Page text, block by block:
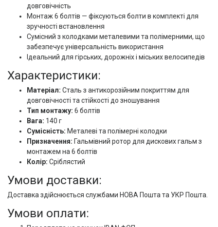
довговічність
Монтаж 6 болтів — фіксуються болти в комплекті для
зручності встановлення
Сумісний з колодками металевими та полімерними, що
забезпечує універсальність використання
Ідеальний для гірських, дорожніх і міських велосипедів
Характеристики:
Матеріал: Сталь з антикорозійним покриттям для
довговічності та стійкості до зношування
Тип монтажу: 6 болтів
Вага: 140 г
Сумісність: Металеві та полімерні колодки
Призначення: Гальмівний ротор для дискових гальм з
монтажем на 6 болтів
Колір: Сріблястий
Умови доставки:
Доставка здійснюється службами НОВА Пошта та УКР Пошта.
Умови оплати: